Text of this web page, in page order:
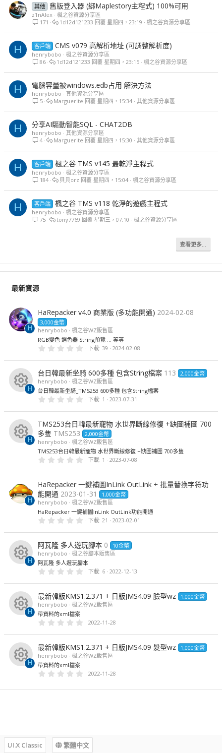
其他 舊版登入器 (綁Maplestory主程式) 100%可用
z1nAlex
楓之谷資源分享區
171
楓之谷資源分享區
星期四，23:19
1d12d121233
H 客戶端 CMS v079 高解析地址 (可調整解析度)
henrybobo
楓之谷資源分享區
86
楓之谷資源分享區
星期四，23:15
1d12d121233
H 電腦容量被windows.edb占用 解決方法
henrybobo
其他資源分享區
5
其他資源分享區
星期四，15:34
Marguerite
H 分享AI驅動智能SQL - CHAT2DB
henrybobo
其他資源分享區
4
其他資源分享區
星期四，15:30
Marguerite
H 客戶端 楓之谷 TMS v145 最乾淨主程式
henrybobo
楓之谷資源分享區
184
楓之谷資源分享區
星期四，15:04
貝貝orz
H 客戶端 楓之谷 TMS v118 乾淨的遊戲主程式
henrybobo
楓之谷資源分享區
75
楓之谷資源分享區
星期三，07:10
tony7769
查看更多…
最新資源
H
HaRepacker v4.0 商業版 (多功能開通) 2024-02-08
3,000金幣
henrybobo
楓之谷WZ販售區
RGB變色 選色器 String預覽 ... 等等
0
0
星
下載 39 2024-02-08
源
圖
標
H
台日韓最新坐騎 600多種 包含String檔案 113
2,000金幣
henrybobo
楓之谷WZ販售區
台日韓最新坐騎_TMS253 600多種 包含String檔案
0
0
星
下載 1 2023-07-31
源
圖
標
H
TMS253台日韓最新寵物 水世界斷線修復 +缺圖補圖 700
多隻 TMS253
2,000金幣
henrybobo
楓之谷WZ販售區
TMS253台日韓最新寵物 水世界斷線修復 +缺圖補圖 700多隻
0
0
星
下載 1 2023-07-08
H
HaRepacker 一鍵補圖InLink OutLink + 批量替換字符功
能開通 2023-01-31
1,000金幣
henrybobo
楓之谷WZ販售區
HaRepacker 一鍵補圖InLink OutLink功能開通
0
0
星
下載 21 2023-02-01
源
圖
標
H
阿瓦隆 多人遊玩腳本 0
10金幣
henrybobo
楓之谷腳本販售區
阿瓦隆 多人遊玩腳本
0
0
星
下載 6 2022-12-13
源
圖
標
H
最新韓版KMS1.2.371 + 日版JMS4.09 臉型wz
1,000金幣
henrybobo
楓之谷WZ販售區
帶資料的xml檔案
0
0
星
2022-11-28
源
H
最新韓版KMS1.2.371 + 日版JMS4.09 髮型wz
1,000金幣
henrybobo
楓之谷WZ販售區
帶資料的xml檔案
0
0
2022-11-28
UI.X Classic 繁體中文